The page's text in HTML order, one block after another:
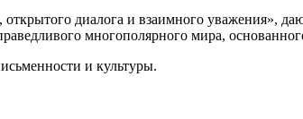
диалога и взаимного уважения»,
многополярного мира,
и культуры.